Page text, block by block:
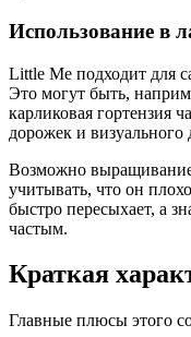
Использование в
Little Me подходит для
Это могут быть,
карликовая гортензия
дорожек и визуального
Возможно
учитывать, что он
быстро пересыхает, а
частым.
Краткая
Главные плюсы этого